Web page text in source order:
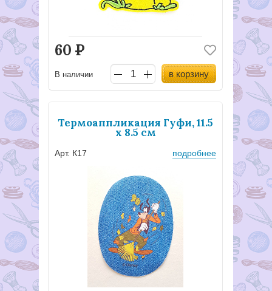
60 Р
В наличии в корзину
Термоаппликация Гуфи, 11.5
х 8.5 см
Арт. К17 подробнее